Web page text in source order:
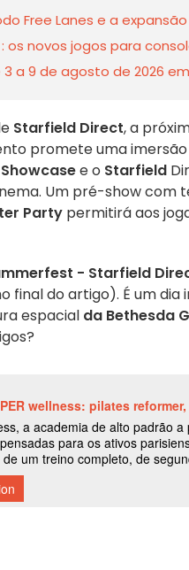
Free Lanes e a
os novos jogos para
a 9 de agosto de 2026
Starfield Direct, a
promete uma
e o Starfield
Um pré-show com
Party permitirá aos
- Starfield
final do artigo). É um
espacial da Bethesda